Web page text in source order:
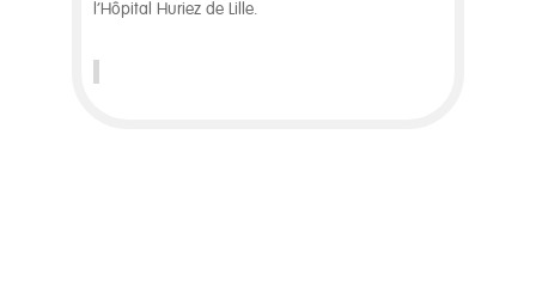
l’Hôpital Huriez de Lille.